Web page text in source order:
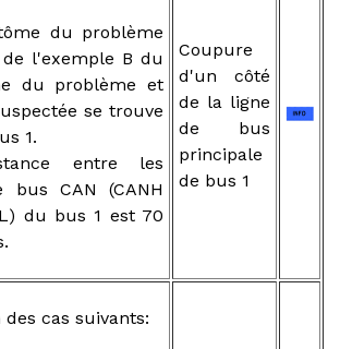
du problème
l'exemple B du
du problème et
se trouve
1.
entre les
bus CAN (CANH
du bus 1 est 70
Coupure
d'un côté
de la ligne
de bus
principale
de bus 1
cas suivants: